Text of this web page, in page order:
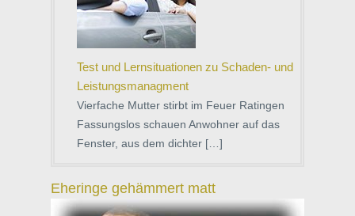
Test und Lernsituationen zu Schaden- und
Leistungsmanagment
Vierfache Mutter stirbt im Feuer Ratingen
Fassungslos schauen Anwohner auf das
Fenster, aus dem dichter […]
Eheringe gehämmert matt